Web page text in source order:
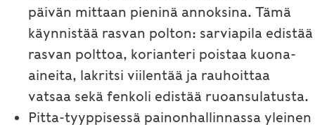
päivän mittaan pieninä annoksina. Tämä
käynnistää rasvan polton: sarviapila edistää
rasvan polttoa, korianteri poistaa kuona-
aineita, lakritsi viilentää ja rauhoittaa
vatsaa sekä fenkoli edistää ruoansulatusta.
Pitta-tyyppisessä painonhallinnassa yleinen